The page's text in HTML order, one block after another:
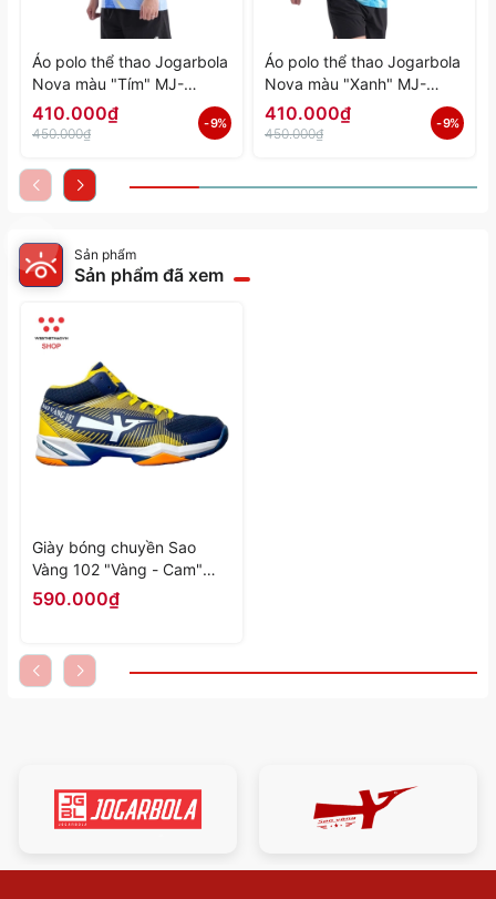
Áo polo thể thao Jogarbola
Nova màu "Tím" MJ-
A4197-04 - Hàng Chính
Hãng
410.000₫
450.000₫
- 9%
Áo polo thể thao Jogarbola
Nova màu "Xanh" MJ-
A4197-03 - Hàng Chính
Hãng
410.000₫
450.000₫
- 9%
Sản phẩm
Sản phẩm đã xem
Giày bóng chuyền Sao
Vàng 102 "Vàng - Cam"
SV102-02 - Hàng Chính
590.000₫